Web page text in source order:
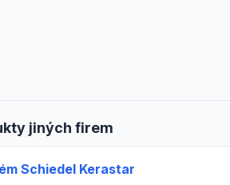
jiných firem
Schiedel Kerastar